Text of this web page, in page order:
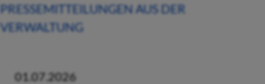
PRESSEMITTEILUNGEN AUS DER
VERWALTUNG
01.07.2026